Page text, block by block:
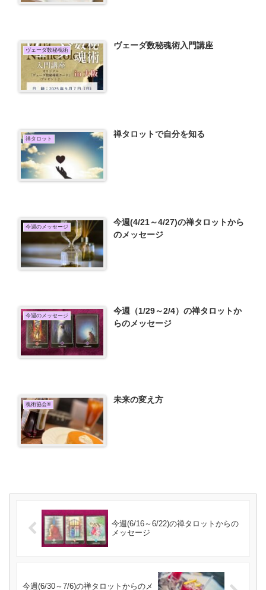
ヴェーダ数秘魂術 ヴェーダ数秘魂術入門講座
禅タロット 禅タロットで自分を知る
今週のメッセージ
今週(4/21～4/27)の禅タロットから
のメッセージ
今週のメッセージ
今週（1/29～2/4）の禅タロットか
らのメッセージ
魂術協会® 未来の変え方
今週(6/16～6/22)の禅タロットからの
メッセージ
今週(6/30～7/6)の禅タロットからのメ